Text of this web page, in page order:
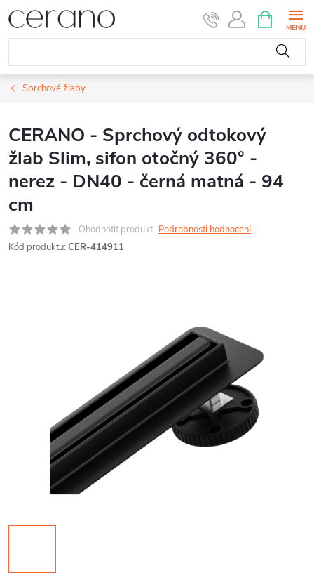
Přejít
na
obsah
NÁKUPNÍ
KOŠÍK
Sprchové žlaby
CERANO - Sprchový odtokový
žlab Slim, sifon otočný 360° -
nerez - DN40 - černá matná - 94
cm
Ohodnotit produkt Podrobnosti hodnocení
Kód produktu: CER-414911